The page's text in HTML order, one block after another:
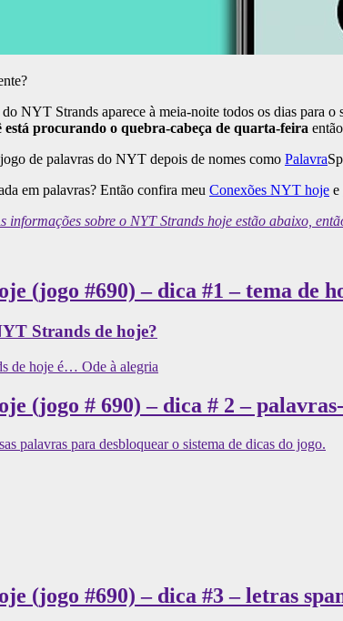
NYT Strands aparece à meia-noite todos os dias para
está procurando o quebra-cabeça de quarta-feira
de palavras do NYT depois de nomes como Palavra
em palavras? Então confira meu Conexões NYT hoje e
sobre o NYT Strands hoje estão abaixo,
(jogo #690) – dica #1 – tema de
Strands de hoje?
de hoje é… Ode à alegria
(jogo # 690) – dica # 2 –
palavras para desbloquear o sistema de dicas do jogo.
(jogo #690) – dica #3 – letras